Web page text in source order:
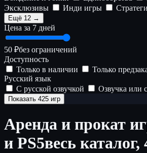
Эксклюзивы
Инди игры
Ещё 12 →
Цена за 7 дней
50 ₽без ограничений
Доступность
Только в наличии
Только
Русский язык
С русской озвучкой
Озвучка или
Показать 425 игр
Аренда и прокат
и PS5весь каталог,